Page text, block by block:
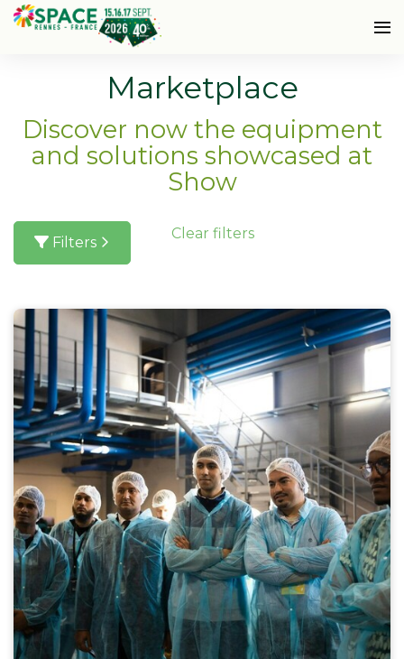
Marketplace
Discover now the equipment
and solutions showcased at
Show
Filters
Clear filters